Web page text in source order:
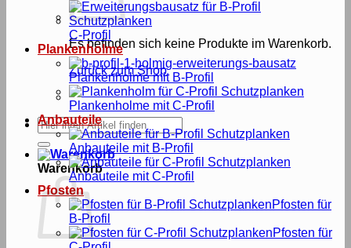
Es befinden sich keine Produkte im Warenkorb.
Zurück zum Shop
Suche
nach:
Warenkorb
C-Profil
Plankenholme
Plankenholme mit B-Profil
Plankenholme mit C-Profil
Anbauteile
Anbauteile mit B-Profil
Anbauteile mit C-Profil
Pfosten
Pfosten für
B-Profil
Pfosten für